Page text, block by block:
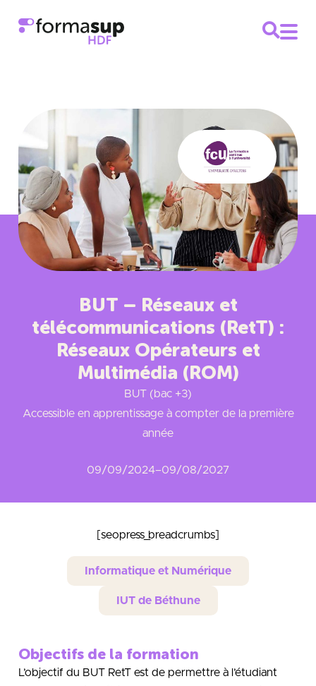
BUT – Réseaux et
télécommunications (RetT) :
Réseaux Opérateurs et
Multimédia (ROM)
BUT (bac +3)
Accessible en apprentissage à compter de la première
année
09/09/2024–09/08/2027
[seopress_breadcrumbs]
Informatique et Numérique
IUT de Béthune
Objectifs de la formation
L’objectif du BUT RetT est de permettre à l’étudiant